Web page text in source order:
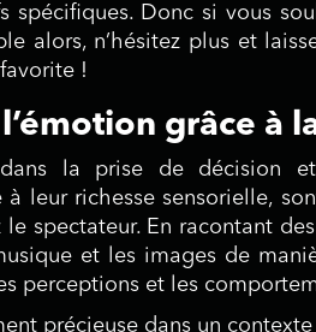
Donc si vous
alors, n’hésitez plus et
favorite !
grâce à
la prise de décision
à leur richesse sensorielle,
spectateur. En racontant
et les images de
perceptions et les
précieuse dans un